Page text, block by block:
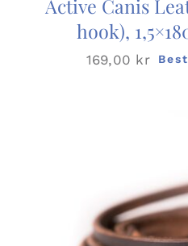
Active Canis
hook),
169,00 kr